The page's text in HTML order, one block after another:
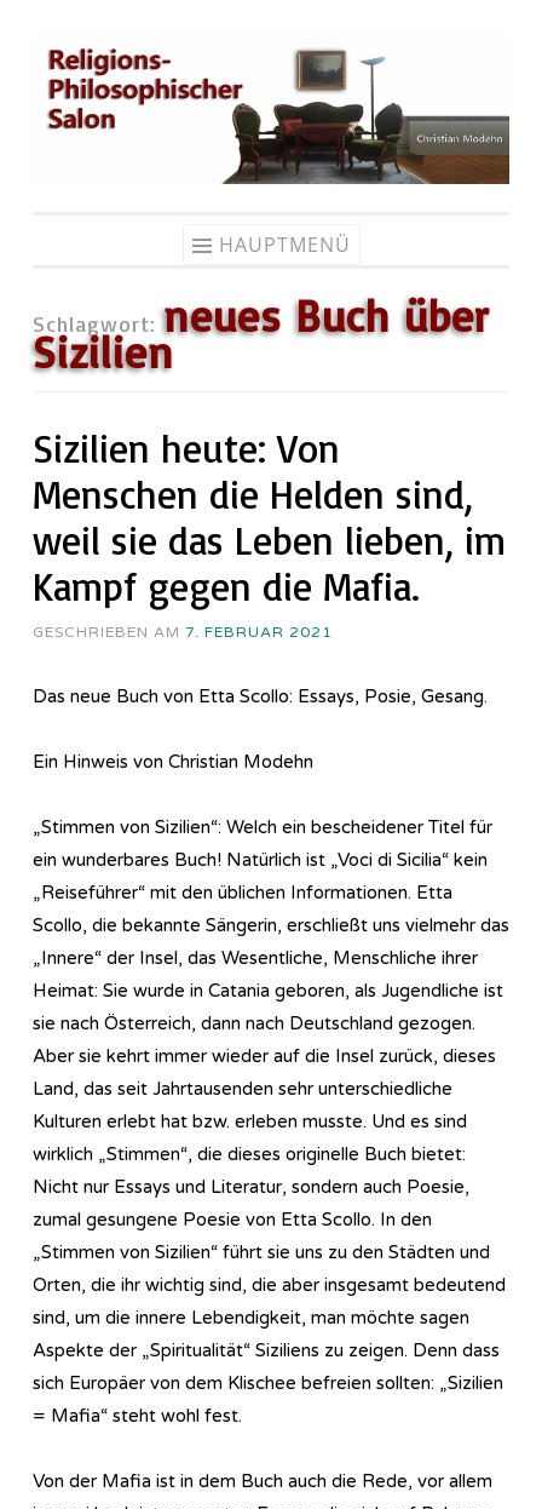
Zum
Inhalt
springen
HAUPTMENÜ
Schlagwort: neues Buch über
Sizilien
Sizilien heute: Von
Menschen die Helden sind,
weil sie das Leben lieben, im
Kampf gegen die Mafia.
GESCHRIEBEN AM 7. FEBRUAR 2021
Das neue Buch von Etta Scollo: Essays, Posie, Gesang.
Ein Hinweis von Christian Modehn
„Stimmen von Sizilien“: Welch ein bescheidener Titel für
ein wunderbares Buch! Natürlich ist „Voci di Sicilia“ kein
„Reiseführer“ mit den üblichen Informationen. Etta
Scollo, die bekannte Sängerin, erschließt uns vielmehr das
„Innere“ der Insel, das Wesentliche, Menschliche ihrer
Heimat: Sie wurde in Catania geboren, als Jugendliche ist
sie nach Österreich, dann nach Deutschland gezogen.
Aber sie kehrt immer wieder auf die Insel zurück, dieses
Land, das seit Jahrtausenden sehr unterschiedliche
Kulturen erlebt hat bzw. erleben musste. Und es sind
wirklich „Stimmen“, die dieses originelle Buch bietet:
Nicht nur Essays und Literatur, sondern auch Poesie,
zumal gesungene Poesie von Etta Scollo. In den
„Stimmen von Sizilien“ führt sie uns zu den Städten und
Orten, die ihr wichtig sind, die aber insgesamt bedeutend
sind, um die innere Lebendigkeit, man möchte sagen
Aspekte der „Spiritualität“ Siziliens zu zeigen. Denn dass
sich Europäer von dem Klischee befreien sollten: „Sizilien
= Mafia“ steht wohl fest.
Von der Mafia ist in dem Buch auch die Rede, vor allem